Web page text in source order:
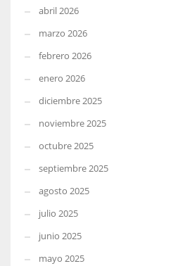
abril 2026
marzo 2026
febrero 2026
enero 2026
diciembre 2025
noviembre 2025
octubre 2025
septiembre 2025
agosto 2025
julio 2025
junio 2025
mayo 2025